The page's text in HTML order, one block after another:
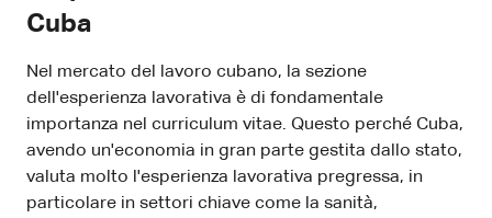
Cuba
Nel mercato del lavoro cubano, la sezione
dell'esperienza lavorativa è di fondamentale
importanza nel curriculum vitae. Questo perché Cuba,
avendo un'economia in gran parte gestita dallo stato,
valuta molto l'esperienza lavorativa pregressa, in
particolare in settori chiave come la sanità,